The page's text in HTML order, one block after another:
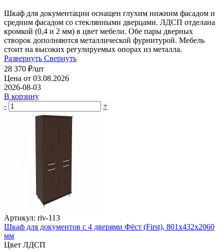
Шкаф для документации оснащен глухим нижним фасадом и
средним фасадом со стеклянными дверцами. ЛДСП отделана
кромкой (0,4 и 2 мм) в цвет мебели. Обе пары дверных
створок дополняются металлической фурнитурой. Мебель
стоит на высоких регулируемых опорах из металла.
Развернуть Свернуть
28 370 ₽/шт
Цена от 03.08.2026
2026-08-03
В корзину
-
+
Артикул: riv-113
Шкаф для документов с 4 дверями Фёст (First), 801х432х2060
мм
Цвет ЛДСП